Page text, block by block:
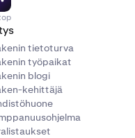
tietoturva
työpaikat
blogi
kehittäjä